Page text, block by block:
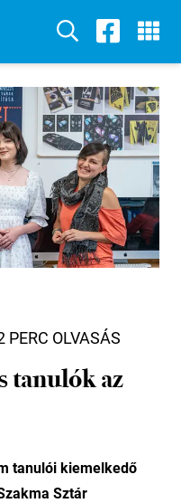
PERC OLVASÁS
tanulók az
tanulói kiemelkedő
Sztár